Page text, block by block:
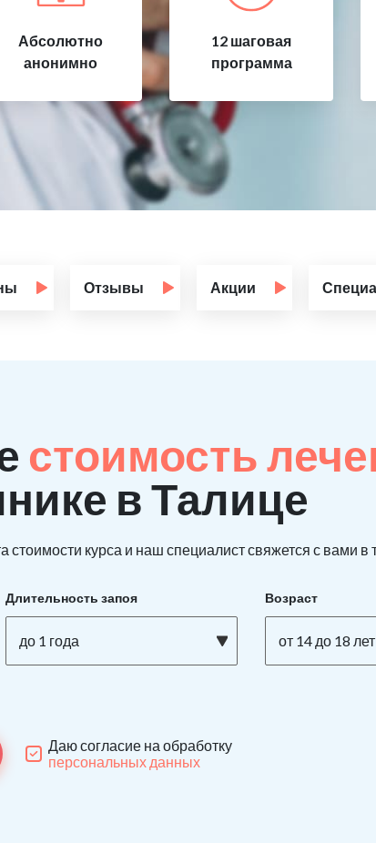
Абсолютно
анонимно
12 шаговая
программа
Отзывы Акции
стоимость
в Талице
стоимости курса и наш специалист свяжется с вами в
Длительность запоя
до 1 года
Возраст
от 14 до 18 лет
Даю согласие на обработку
персональных данных